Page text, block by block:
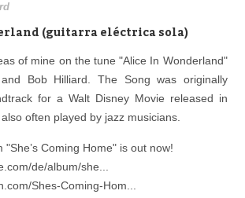
Reproductor
(guitarra eléctrica sola)
of mine on the tune "Alice In Wonderland"
Bob Hilliard. The Song was originally
for a Walt Disney Movie released in
often played by jazz musicians.
"She’s Coming Home" is out now!
de/album/she...
Shes-Coming-Hom...